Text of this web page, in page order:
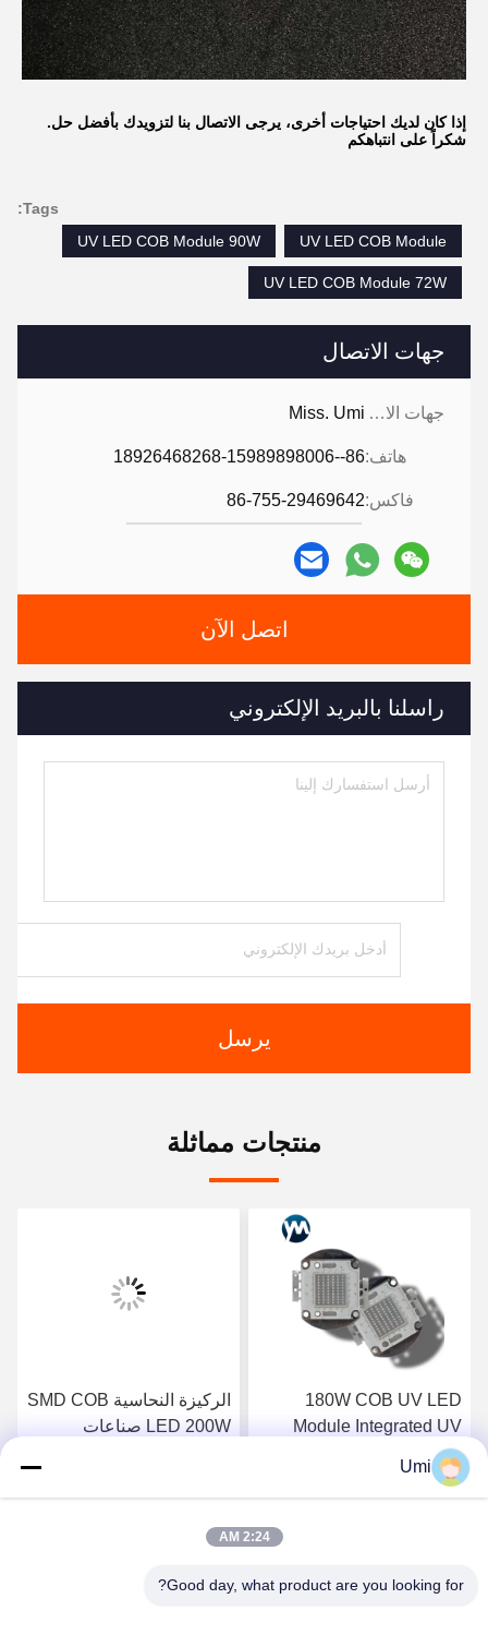
جهات الاتصال
جهات الاتصال: Miss. Umi
هاتف:86--18926468268-15989898006
فاكس:86-755-29469642
اتصل الآن
راسلنا بالبريد الإلكتروني
يرسل
إذا كان لديك احتياجات أخرى، يرجى الاتصال بنا لتزويدك بأفضل حل.
شكراً على انتباهكم
Tags:
UV LED COB Module
UV LED COB Module 90W
UV LED COB Module 72W
منتجات مماثلة
180W COB UV LED
Module Integrated UV
Glue Treatment Lamp
365nm 395nm
احصل على افضل سعر
الركيزة النحاسية SMD COB
LED 200W صناعات
احصل على افضل سعر
Umi
2:24 AM
Good day, what product are you looking for?